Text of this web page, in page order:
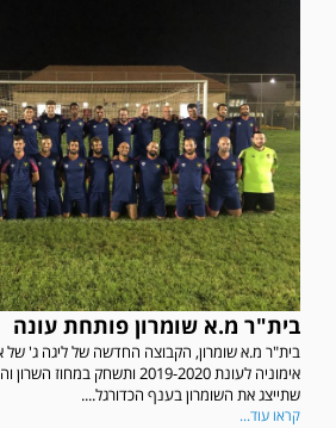
בית"ר מ.א שומרון פותחת עונה
בית"ר מ.א שומרון, הקבוצה החדשה של ליגה ג' של
אימוניה לעונת 2019-2020
שתייצג את השומרון בענף הכדורגל....
קראו עוד...
במשחק אימון שהתקיים הבוקר יום ה' ניצחה קרית